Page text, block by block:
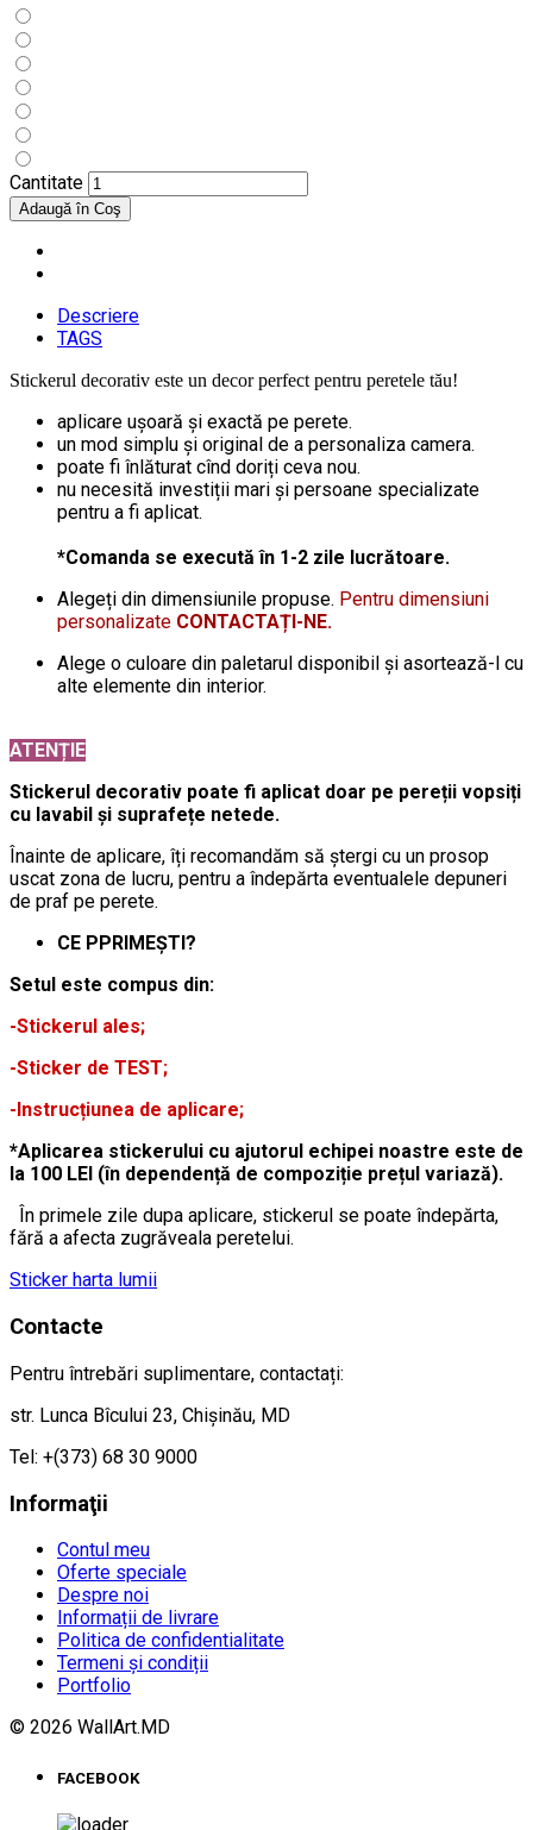
Cantitate
Descriere
TAGS
Stickerul decorativ este un decor perfect pentru peretele tău!
aplicare ușoară și exactă pe perete.
un mod simplu și original de a personaliza camera.
poate fi înlăturat cînd doriți ceva nou.
nu necesită investiții mari și persoane specializate
pentru a fi aplicat.
*Comanda se execută în 1-2 zile lucrătoare.
Alegeți din dimensiunile propuse. Pentru dimensiuni
personalizate CONTACTAȚI-NE.
Alege o culoare din paletarul disponibil și asortează-l cu
alte elemente din interior.
ATENȚIE
Stickerul decorativ poate fi aplicat doar pe pereții vopsiți
cu lavabil și suprafețe netede.
Înainte de aplicare, îți recomandăm să ștergi cu un prosop
uscat zona de lucru, pentru a îndepărta eventualele depuneri
de praf pe perete.
CE PPRIMEȘTI?
Setul este compus din:
-Stickerul ales;
-Sticker de TEST;
-Instrucțiunea de aplicare;
*Aplicarea stickerului cu ajutorul echipei noastre este de
la 100 LEI (în dependență de compoziție prețul variază).
În primele zile dupa aplicare, stickerul se poate îndepărta,
fără a afecta zugrăveala peretelui.
Sticker harta lumii
Contacte
Pentru întrebări suplimentare, contactați:
str. Lunca Bîcului 23, Chișinău, MD
Tel: +(373) 68 30 9000
Informaţii
Contul meu
Oferte speciale
Despre noi
Informații de livrare
Politica de confidentialitate
Termeni și condiții
Portfolio
© 2026 WallArt.MD
FACEBOOK